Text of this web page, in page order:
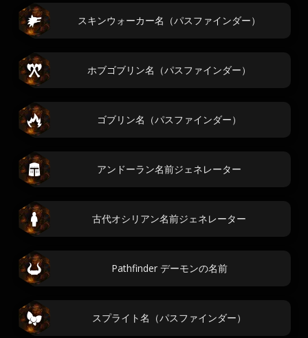
スキンウォーカー名（パスファインダー）
ホブゴブリン名（パスファインダー）
ゴブリン名（パスファインダー）
アンドーラン名前ジェネレーター
古代オシリアン名前ジェネレーター
Pathfinder デーモンの名前
スプライト名（パスファインダー）